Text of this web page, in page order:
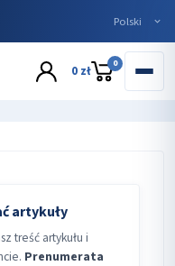
0 zł 0
artykuły
treść artykułu i
Prenumerata